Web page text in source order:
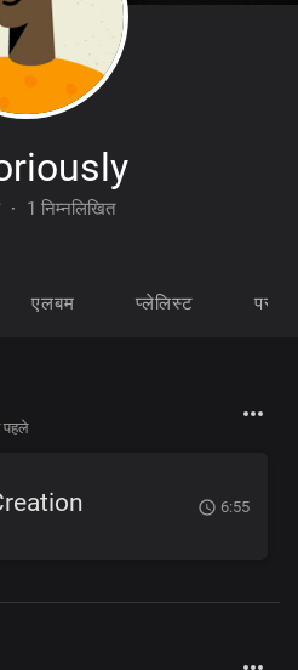
· 1 निम्नलिखित
एलबम प्लेलिस्ट पसंद
पहले
6:55